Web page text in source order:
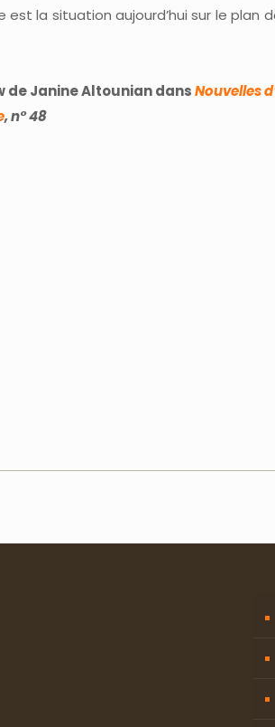
la situation aujourd’hui sur le plan
de Janine Altounian dansNouvelles
, n° 48